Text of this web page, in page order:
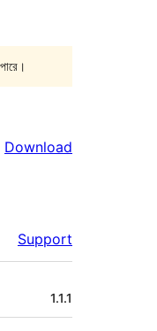
Download
Support
1.1.1